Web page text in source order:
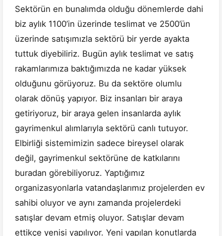
Sektörün en bunalımda olduğu dönemlerde dahi
biz aylık 1100’in üzerinde teslimat ve 2500’ün
üzerinde satışımızla sektörü bir yerde ayakta
tuttuk diyebiliriz. Bugün aylık teslimat ve satış
rakamlarımıza baktığımızda ne kadar yüksek
olduğunu görüyoruz. Bu da sektöre olumlu
olarak dönüş yapıyor. Biz insanları bir araya
getiriyoruz, bir araya gelen insanlarda aylık
gayrimenkul alımlarıyla sektörü canlı tutuyor.
Elbirliği sistemimizin sadece bireysel olarak
değil, gayrimenkul sektörüne de katkılarını
buradan görebiliyoruz. Yaptığımız
organizasyonlarla vatandaşlarımız projelerden ev
sahibi oluyor ve aynı zamanda projelerdeki
satışlar devam etmiş oluyor. Satışlar devam
ettikçe yenisi yapılıyor. Yeni yapılan konutlarda